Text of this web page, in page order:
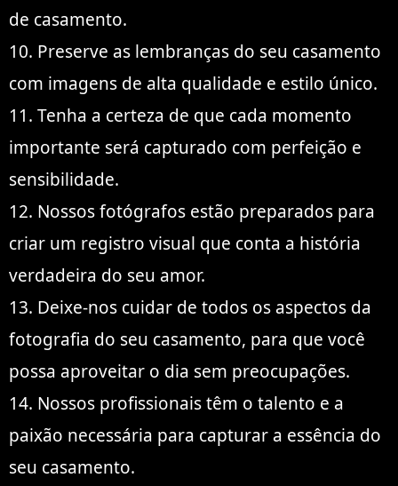
de casamento.
10. Preserve as lembranças do seu casamento
com imagens de alta qualidade e estilo único.
11. Tenha a certeza de que cada momento
importante será capturado com perfeição e
sensibilidade.
12. Nossos fotógrafos estão preparados para
criar um registro visual que conta a história
verdadeira do seu amor.
13. Deixe-nos cuidar de todos os aspectos da
fotografia do seu casamento, para que você
possa aproveitar o dia sem preocupações.
14. Nossos profissionais têm o talento e a
paixão necessária para capturar a essência do
seu casamento.